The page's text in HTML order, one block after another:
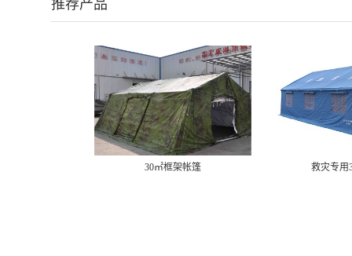
推荐产品
30㎡框架帐篷 救灾专用